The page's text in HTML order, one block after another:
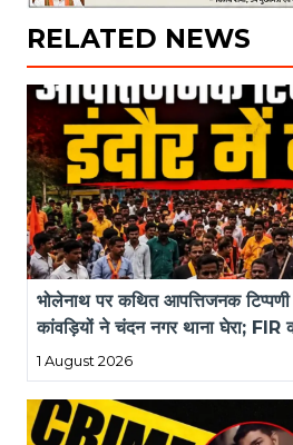
RELATED NEWS
भोलेनाथ पर कथित आपत्तिजनक
कांवड़ियों ने चंदन नगर थाना घेरा; FIR
1 August 2026